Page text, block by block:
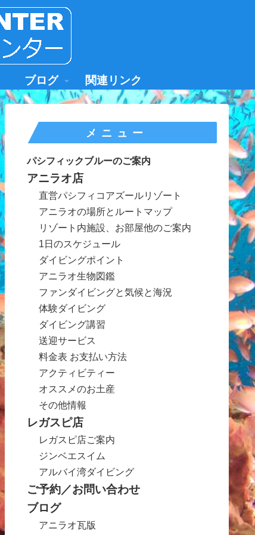
ブログ 関連リンク
メニュー
パシフィックブルーのご案内
アニラオ店
直営パシフィコアズールリゾート
アニラオの場所とルートマップ
リゾート内施設、お部屋他のご案内
1日のスケジュール
ダイビングポイント
アニラオ生物図鑑
ファンダイビングと気候と海況
体験ダイビング
ダイビング講習
送迎サービス
料金表 お支払い方法
アクティビティー
オススメのお土産
その他情報
レガスピ店
レガスピ店ご案内
ジンベエスイム
アルバイ湾ダイビング
ご予約／お問い合わせ
ブログ
アニラオ瓦版